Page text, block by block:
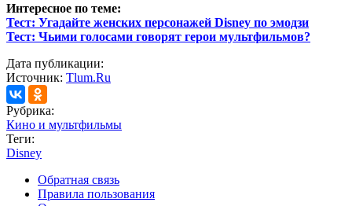
Интересное по теме:
Тест: Угадайте женских персонажей Disney по эмодзи
Тест: Чьими голосами говорят герои мультфильмов?
Дата публикации:
Источник: Tlum.Ru
Рубрика:
Кино и мультфильмы
Теги:
Disney
Обратная связь
Правила пользования